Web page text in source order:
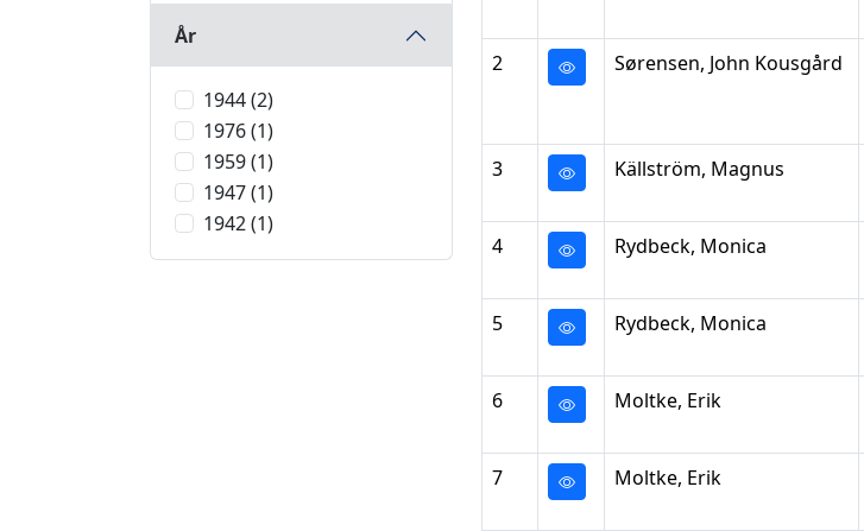
År
1944 (2)
1976 (1)
1959 (1)
1947 (1)
1942 (1)
2 Sørensen, John Kousgård
3 Källström, Magnus
4 Rydbeck, Monica
5 Rydbeck, Monica
6 Moltke, Erik
7 Moltke, Erik